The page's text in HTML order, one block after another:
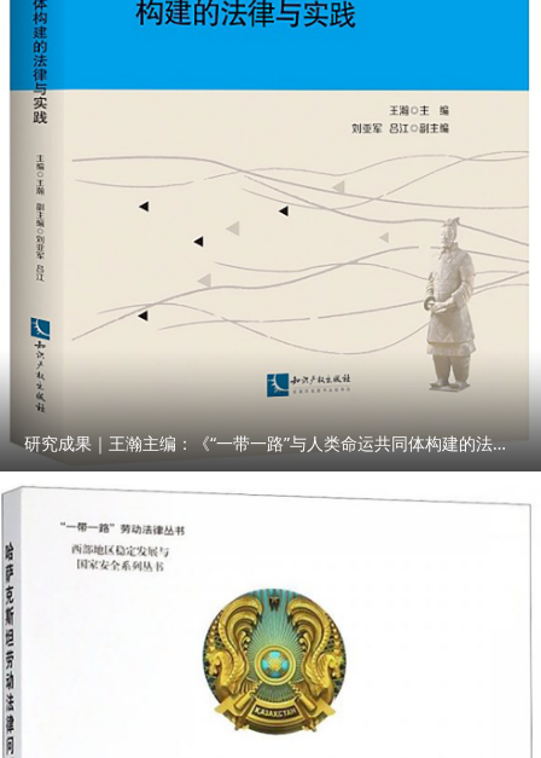
研究成果｜王瀚主编：《“一带一路”与人类命运共同体构建的法律与实践》